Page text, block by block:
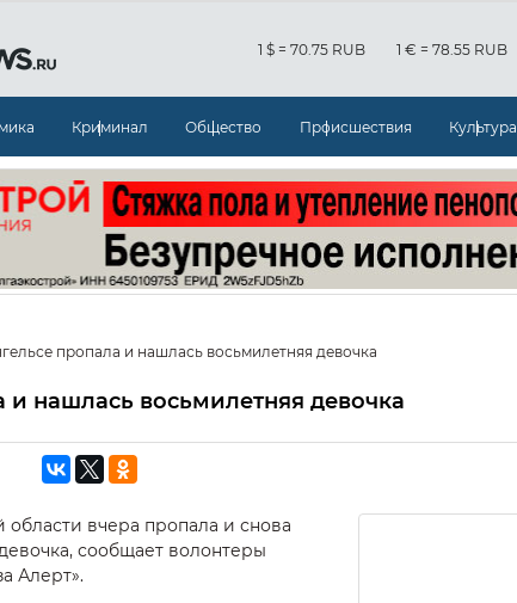
1 $ = 70.75 RUB 1 € = 78.55 RUB
Криминал Общество Происшествия Культура
пропала и нашлась восьмилетняя девочка
и нашлась восьмилетняя девочка
области вчера пропала и снова
сообщает волонтеры
Алерт».